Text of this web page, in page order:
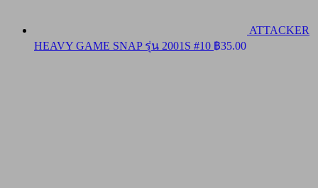
ATTACKER
HEAVY GAME SNAP รุ่น 2001S #10 ฿35.00